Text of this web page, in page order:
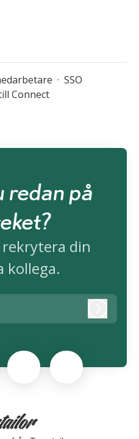
· SSO
Connect
redan på
din
kollega.